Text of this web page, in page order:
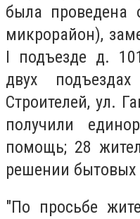
была проведена
микрорайон),
I подъезде д.
двух
Строителей, ул.
получили
помощь; 28
решении
"По просьбе